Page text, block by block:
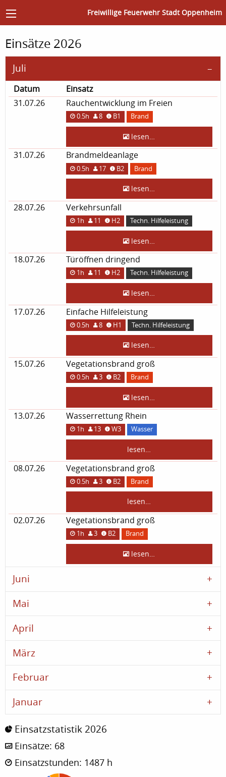
Freiwillige Feuerwehr Stadt Oppenheim
Einsätze 2026
Juli
Datum
Einsatz
31.07.26
Rauchentwicklung im Freien
0.5h 8 B1 Brand
lesen…
31.07.26 Brandmeldeanlage
0.5h 17 B2 Brand
lesen…
28.07.26 Verkehrsunfall
1h 11 H2 Techn. Hilfeleistung
lesen…
18.07.26 Türöffnen dringend
1h 11 H2 Techn. Hilfeleistung
lesen…
17.07.26 Einfache Hilfeleistung
0.5h 8 H1 Techn. Hilfeleistung
lesen…
15.07.26 Vegetationsbrand groß
0.5h 3 B2 Brand
lesen…
13.07.26 Wasserrettung Rhein
1h 13 W3 Wasser
lesen…
08.07.26 Vegetationsbrand groß
0.5h 3 B2 Brand
lesen…
02.07.26 Vegetationsbrand groß
1h 3 B2 Brand
lesen…
Juni
Mai
April
März
Februar
Januar
Einsatzstatistik 2026
Einsätze: 68
Einsatzstunden: 1487 h